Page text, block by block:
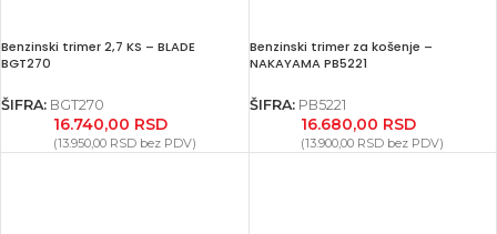
Benzinski trimer 2,7 KS – BLADE
BGT270
ŠIFRA: BGT270
16.740,00 RSD
(13.950,00 RSDbez PDV)
Benzinski trimer za košenje –
NAKAYAMA PB5221
ŠIFRA: PB5221
16.680,00 RSD
(13.900,00 RSD bez PDV)